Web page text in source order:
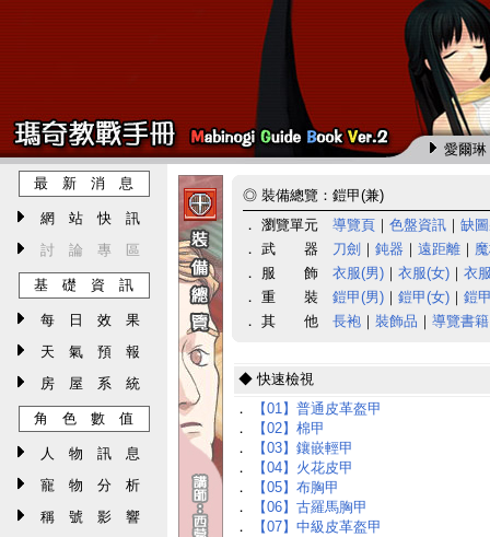
愛爾
最 新 消 息
網 站 快 訊
討 論 專 區
基 礎 資 訊
每 日 效 果
天 氣 預 報
房 屋 系 統
角 色 數 值
人 物 訊 息
寵 物 分 析
稱 號 影 響
◎ 裝備總覽：鎧甲(兼)
． 瀏覽單元 導覽頁 ｜ 色盤資訊 ｜ 缺
． 武 器 刀劍 ｜ 鈍器 ｜ 遠距離 ｜
． 服 飾 衣服(男) ｜ 衣服(女) ｜ 衣
． 重 裝 鎧甲(男) ｜ 鎧甲(女) ｜ 鎧
． 其 他 長袍 ｜ 裝飾品 ｜ 導覽書籍
◆ 快速檢視
．
【01】普通皮革盔甲
．
【02】棉甲
．
【03】鑲嵌輕甲
．
【04】火花皮甲
．
【05】布胸甲
．
【06】古羅馬胸甲
．
【07】中級皮革盔甲